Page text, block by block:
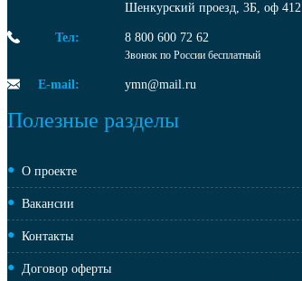
Шенкурский проезд, 3Б, оф 412
Тел: 8 800 600 72 62
Звонок по России бесплатный
E-mail: ymn@mail.ru
Полезные разделы
О проекте
Вакансии
Контакты
Договор оферты